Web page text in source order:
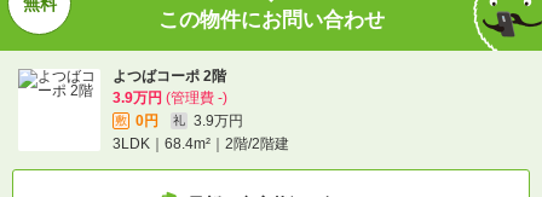
1分で完了！入力2項目！
この物件にお問い合わせ
よつばコーポ 2階
3.9万円
(管理費 -)
敷 0円 礼
3.9万円
3LDK｜68.4m²｜2階/2階建
この物件にお問い合わせ
よつばコーポ 2階
3.9万円 (管理費 -)
敷 0円 礼
3.9万円
3LDK｜68.4m²｜2階/2階建